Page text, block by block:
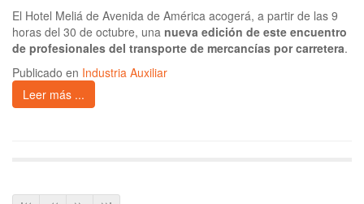
El Hotel Meliá de Avenida de América acogerá, a partir de las 9
horas del 30 de octubre, una nueva edición de este encuentro
de profesionales del transporte de mercancías por carretera.
Publicado en Industria Auxiliar
Leer más ...